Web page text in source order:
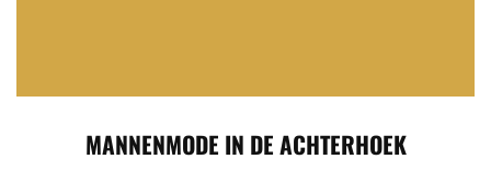
MANNENMODE IN DE ACHTERHOEK